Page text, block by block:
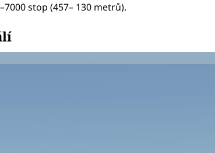
stop (457– 130 metrů).